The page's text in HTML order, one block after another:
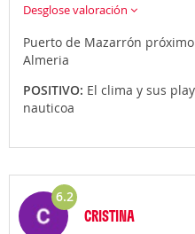
Desglose valoración
Puerto de Mazarrón
Almeria
POSITIVO: El clima y sus
nauticoa
6.2
CRISTINA